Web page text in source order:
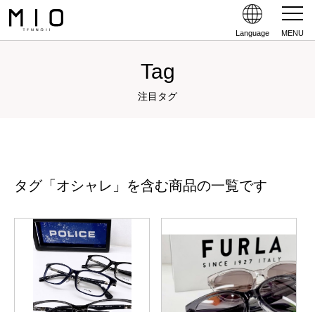
Language MENU
Tag
注目タグ
タグ「オシャレ」を含む商品の一覧です